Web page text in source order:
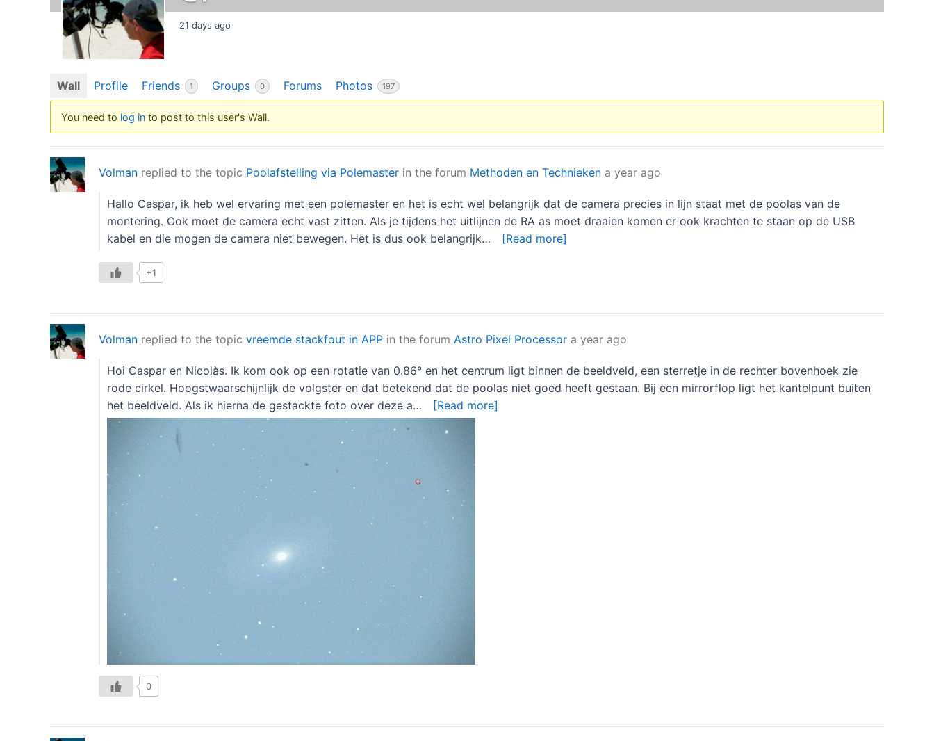
21 days ago
Wall Profile Friends 1 Groups 0 Forums Photos 197
You need to log in to post to this user's Wall.
Volman replied to the topic Poolafstelling via Polemaster in the forum Methoden en Technieken a year ago
Hallo Caspar, ik heb wel ervaring met een polemaster en het is echt wel belangrijk dat de camera precies in lijn staat met de poolas van de
montering. Ook moet de camera echt vast zitten. Als je tijdens het uitlijnen de RA as moet draaien komen er ook krachten te staan op de USB
kabel en die mogen de camera niet bewegen. Het is dus ook belangrijk…
[Read more]
+1
Volman replied to the topic vreemde stackfout in APP in the forum Astro Pixel Processor a year ago
Hoi Caspar en Nicolàs. Ik kom ook op een rotatie van 0.86° en het centrum ligt binnen de beeldveld, een sterretje in de rechter bovenhoek zie
rode cirkel. Hoogstwaarschijnlijk de volgster en dat betekend dat de poolas niet goed heeft gestaan. Bij een mirrorflop ligt het kantelpunt buiten
het beeldveld. Als ik hierna de gestackte foto over deze a…
[Read more]
0